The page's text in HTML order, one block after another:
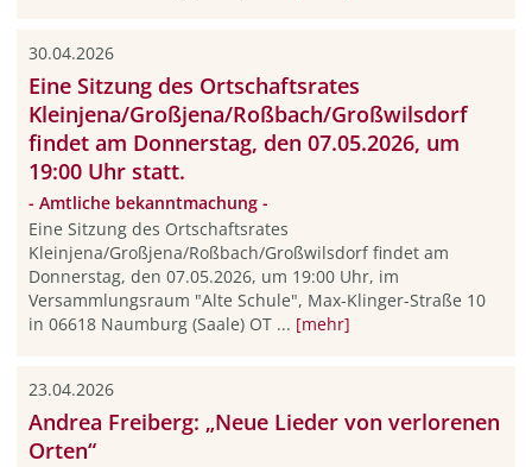
30.04.2026
Eine Sitzung des Ortschaftsrates
Kleinjena/Großjena/Roßbach/Großwilsdorf
findet am Donnerstag, den 07.05.2026, um
19:00 Uhr statt.
- Amtliche bekanntmachung -
Eine Sitzung des Ortschaftsrates
Kleinjena/Großjena/Roßbach/Großwilsdorf findet am
Donnerstag, den 07.05.2026, um 19:00 Uhr, im
Versammlungsraum "Alte Schule", Max-Klinger-Straße 10
in 06618 Naumburg (Saale) OT ... [mehr]
23.04.2026
Andrea Freiberg: „Neue Lieder von verlorenen
Orten“